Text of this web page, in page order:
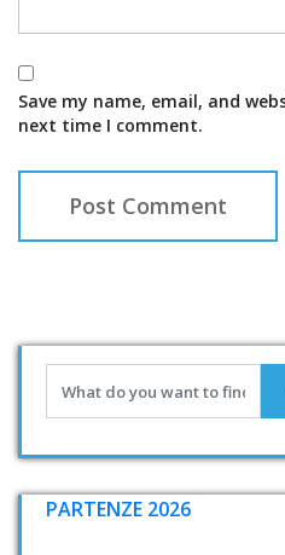
Save my name, email, and
next time I comment.
PARTENZE 2026